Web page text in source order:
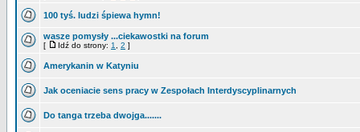
100 tyś. ludzi śpiewa hymn!
wasze pomysły ...ciekawostki na forum
[ Idź do strony: 1 2 ]
Amerykanin w Katyniu
Jak oceniacie sens pracy w Zespołach Interdyscyplinarnych
Do tanga trzeba dwojga.......